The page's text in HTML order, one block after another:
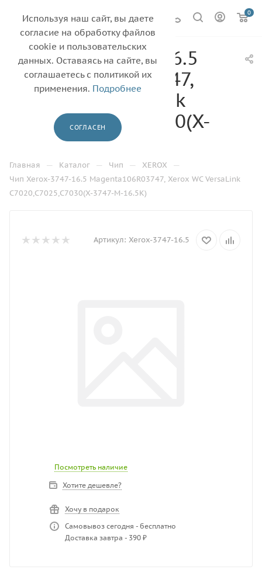
0
Чип Xerox-3747-16.5
Magenta106R03747,
Xerox WC VersaLink
C7020,C7025,C7030(X-
3747-M-16.5K)
Главная — Каталог — Чип — XEROX —
Чип Xerox-3747-16.5 Magenta106R03747, Xerox WC VersaLink
C7020,C7025,C7030(X-3747-M-16.5K)
Артикул: Xerox-3747-16.5
Посмотреть наличие
Хотите дешевле?
Хочу в подарок
Самовывоз сегодня - бесплатно
Доставка завтра - 390 ₽
Используя наш сайт, вы даете
согласие на обработку файлов
cookie и пользовательских
данных. Оставаясь на сайте, вы
соглашаетесь с политикой их
применения. Подробнее
СОГЛАСЕН